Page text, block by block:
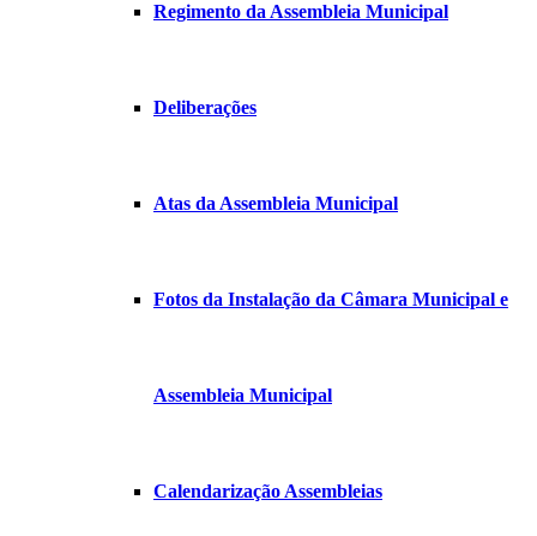
Regimento da Assembleia Municipal
Deliberações
Atas da Assembleia Municipal
Fotos da Instalação da Câmara Municipal e
Assembleia Municipal
Calendarização Assembleias